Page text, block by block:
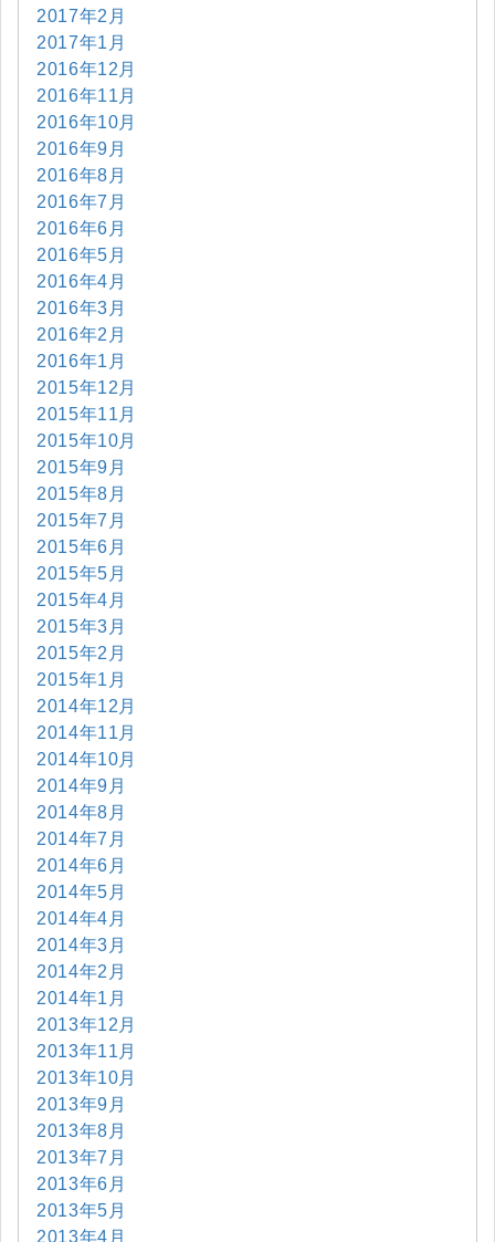
2017年2月
2017年1月
2016年12月
2016年11月
2016年10月
2016年9月
2016年8月
2016年7月
2016年6月
2016年5月
2016年4月
2016年3月
2016年2月
2016年1月
2015年12月
2015年11月
2015年10月
2015年9月
2015年8月
2015年7月
2015年6月
2015年5月
2015年4月
2015年3月
2015年2月
2015年1月
2014年12月
2014年11月
2014年10月
2014年9月
2014年8月
2014年7月
2014年6月
2014年5月
2014年4月
2014年3月
2014年2月
2014年1月
2013年12月
2013年11月
2013年10月
2013年9月
2013年8月
2013年7月
2013年6月
2013年5月
2013年4月